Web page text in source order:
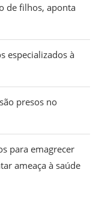
de filhos, aponta
especializados à
presos no
para emagrecer
ameaça à saúde